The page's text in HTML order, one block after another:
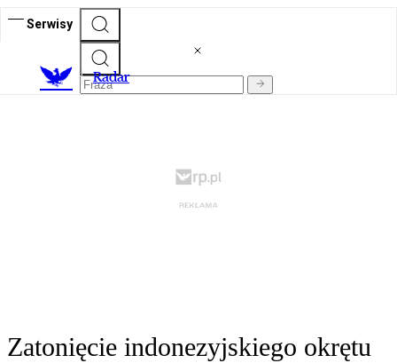
Serwisy
Radar
Zatonięcie indonezyjskiego okrętu